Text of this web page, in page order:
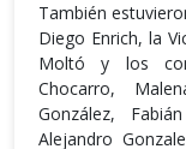
También
Diego Enrich, la
Moltó y los
Chocarro,
González,
Alejandro